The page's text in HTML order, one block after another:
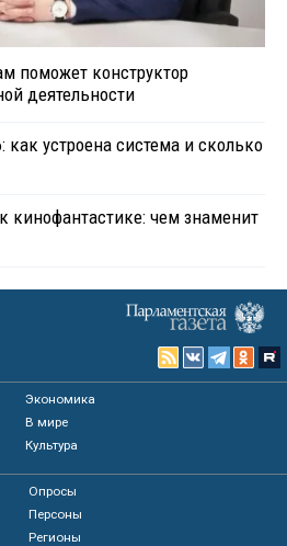
поможет конструктор
деятельности
устроена система и сколько
кинофантастике: чем знаменит
Экономика
В мире
Культура
Опросы
Персоны
Регионы